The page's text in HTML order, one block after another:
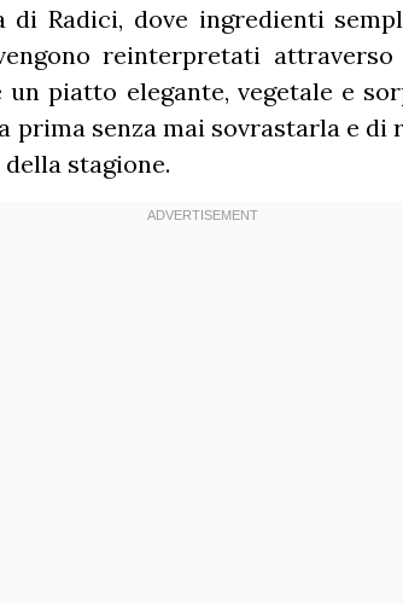
di Radici, dove ingredienti
reinterpretati attraverso
piatto elegante, vegetale e
prima senza mai sovrastarla e di
stagione.